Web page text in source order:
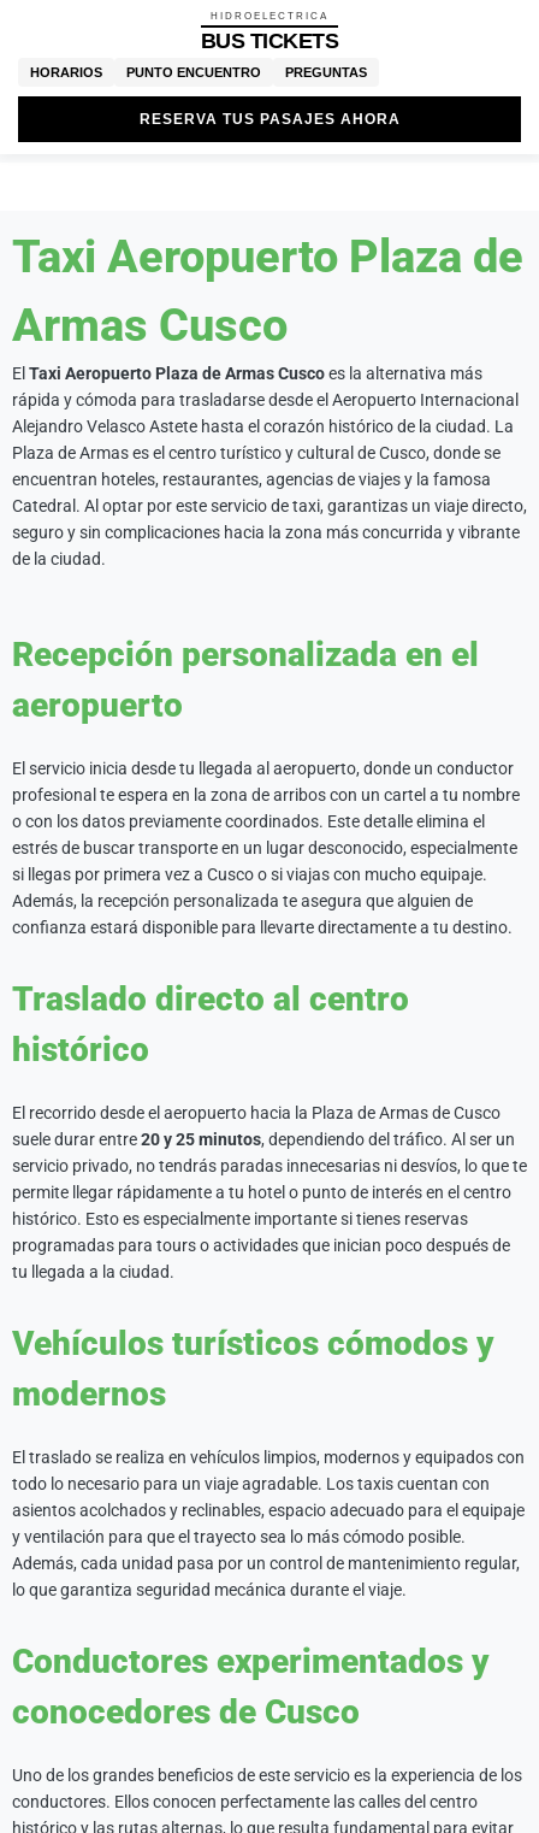
HIDROELECTRICA
BUS TICKETS
HORARIOS PUNTO ENCUENTRO PREGUNTAS
RESERVA TUS PASAJES AHORA
Taxi Aeropuerto Plaza de
Armas Cusco
El Taxi Aeropuerto Plaza de Armas Cuscoes la alternativa más
rápida y cómoda para trasladarse desde el Aeropuerto Internacional
Alejandro Velasco Astete hasta el corazón histórico de la ciudad. La
Plaza de Armas es el centro turístico y cultural de Cusco, donde se
encuentran hoteles, restaurantes, agencias de viajes y la famosa
Catedral. Al optar por este servicio de taxi, garantizas un viaje directo,
seguro y sin complicaciones hacia la zona más concurrida y vibrante
de la ciudad.
Recepción personalizada en el
aeropuerto
El servicio inicia desde tu llegada al aeropuerto, donde un conductor
profesional te espera en la zona de arribos con un cartel a tu nombre
o con los datos previamente coordinados. Este detalle elimina el
estrés de buscar transporte en un lugar desconocido, especialmente
si llegas por primera vez a Cusco o si viajas con mucho equipaje.
Además, la recepción personalizada te asegura que alguien de
confianza estará disponible para llevarte directamente a tu destino.
Traslado directo al centro
histórico
El recorrido desde el aeropuerto hacia la Plaza de Armas de Cusco
suele durar entre20 y 25 minutos, dependiendo del tráfico. Al ser un
servicio privado, no tendrás paradas innecesarias ni desvíos, lo que te
permite llegar rápidamente a tu hotel o punto de interés en el centro
histórico. Esto es especialmente importante si tienes reservas
programadas para tours o actividades que inician poco después de
tu llegada a la ciudad.
Vehículos turísticos cómodos y
modernos
El traslado se realiza en vehículos limpios, modernos y equipados con
todo lo necesario para un viaje agradable. Los taxis cuentan con
asientos acolchados y reclinables, espacio adecuado para el equipaje
y ventilación para que el trayecto sea lo más cómodo posible.
Además, cada unidad pasa por un control de mantenimiento regular,
lo que garantiza seguridad mecánica durante el viaje.
Conductores experimentados y
conocedores de Cusco
Uno de los grandes beneficios de este servicio es la experiencia de los
conductores. Ellos conocen perfectamente las calles del centro
histórico y las rutas alternas, lo que resulta fundamental para evitar